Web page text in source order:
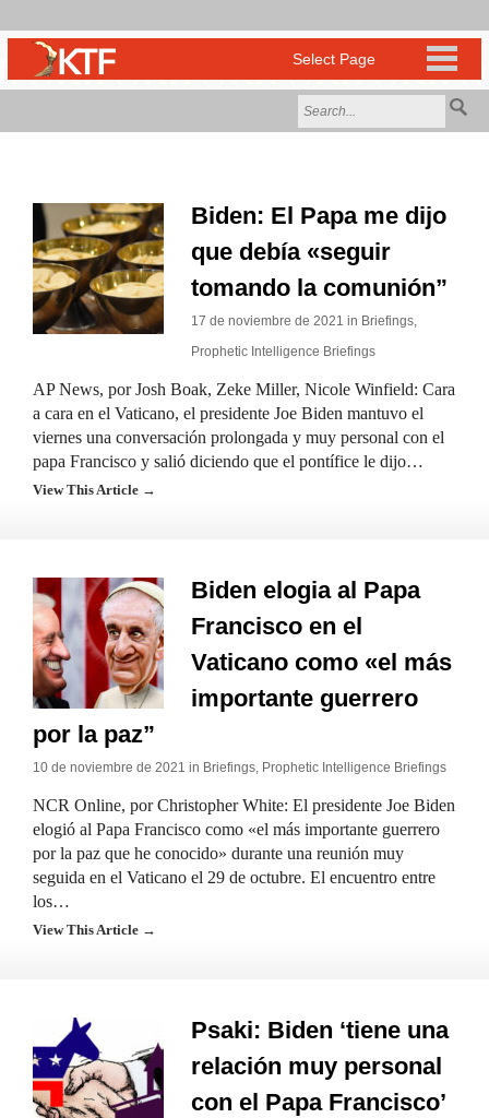
Biden: El Papa me dijo
que debía «seguir
tomando la comunión”
17 de noviembre de 2021 in Briefings,
Prophetic Intelligence Briefings
AP News, por Josh Boak, Zeke Miller, Nicole Winfield: Cara
a cara en el Vaticano, el presidente Joe Biden mantuvo el
viernes una conversación prolongada y muy personal con el
papa Francisco y salió diciendo que el pontífice le dijo…
View This Article →
Biden elogia al Papa
Francisco en el
Vaticano como «el más
importante guerrero
por la paz”
10 de noviembre de 2021 in Briefings, Prophetic Intelligence Briefings
NCR Online, por Christopher White: El presidente Joe Biden
elogió al Papa Francisco como «el más importante guerrero
por la paz que he conocido» durante una reunión muy
seguida en el Vaticano el 29 de octubre. El encuentro entre
los…
View This Article →
Psaki: Biden ‘tiene una
relación muy personal
con el Papa Francisco’